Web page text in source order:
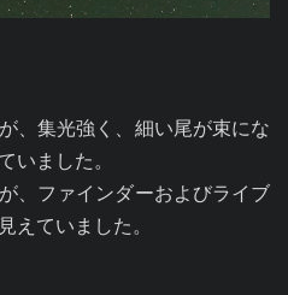
、集光強く、細い尾が束にな
いました。
、ファインダーおよびライブ
えていました。